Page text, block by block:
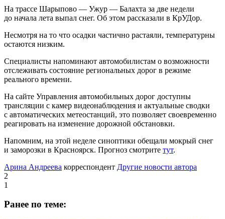
На трассе Шарыпово — Ужур — Балахта за две недели
до начала лета выпал снег. Об этом рассказали в КрУДор.
Несмотря на то что осадки частично растаяли, температурны
остаются низким.
Специалисты напоминают автомобилистам о возможности
отслеживать состояние региональных дорог в режиме
реального времени.
На сайте Управления автомобильных дорог доступны
трансляции с камер видеонаблюдения и актуальные сводки
с автоматических метеостанций, это позволяет своевременно
реагировать на изменение дорожной обстановки.
Напомним, на этой неделе синоптики обещали мокрый снег
и заморозки в Красноярск. Прогноз смотрите тут.
Арина Андреева корреспондент Другие новости автора
2
1
Ранее по теме: